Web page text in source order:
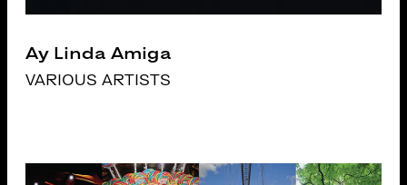
Ay Linda Amiga
VARIOUS ARTISTS